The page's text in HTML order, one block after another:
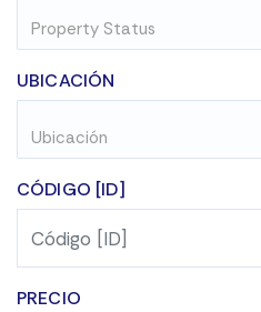
Property Status
UBICACIÓN
Ubicación
CÓDIGO [ID]
PRECIO